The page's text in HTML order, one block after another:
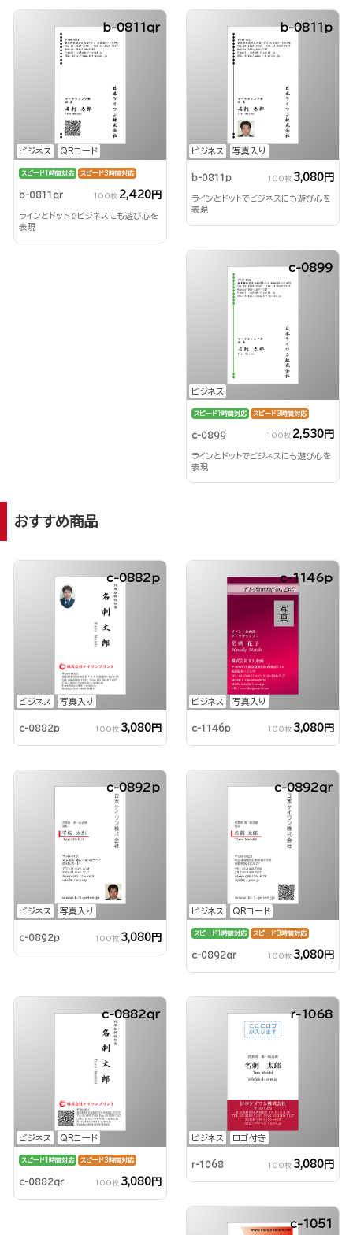
ビジネス QRコード
b-0811qr
スピード1時間対応 スピード3時間対応
b-0811qr 100枚 2,420円
ラインとドットでビジネスにも遊び心を
表現
ビジネス 写真入り
b-0811p
b-0811p 100枚 3,080円
ラインとドットでビジネスにも遊び心を
表現
ビジネス
c-0899
スピード1時間対応 スピード3時間対応
c-0899 100枚 2,530円
ラインとドットでビジネスにも遊び心を
表現
おすすめ商品
ビジネス 写真入り
c-0882p
c-0882p 100枚 3,080円
ビジネス 写真入り
c-1146p
c-1146p 100枚 3,080円
ビジネス 写真入り
c-0892p
c-0892p 100枚 3,080円
ビジネス QRコード
c-0892qr
スピード1時間対応 スピード3時間対応
c-0892qr 100枚 3,080円
ビジネス QRコード
c-0882qr
スピード1時間対応 スピード3時間対応
c-0882qr 100枚 3,080円
ビジネス ロゴ付き
r-1068
r-1068 100枚 3,080円
c-1051